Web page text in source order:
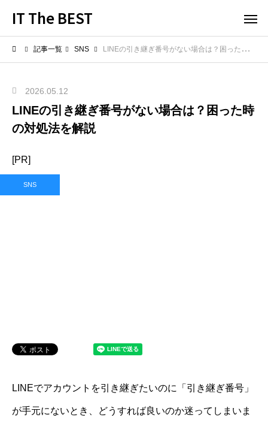
IT The BEST
記事一覧 SNS LINEの引き継ぎ番号がない場合は？困った時の対処法を解説
2026.05.12
LINEの引き継ぎ番号がない場合は？困った時
の対処法を解説
[PR]
SNS
LINEでアカウントを引き継ぎたいのに「引き継ぎ番号」
が手元にないとき、どうすれば良いのか迷ってしまいま